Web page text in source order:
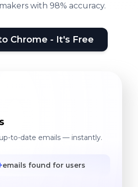
with 98% accuracy.
Chrome - It's Free
to-date emails — instantly.
emails found for users